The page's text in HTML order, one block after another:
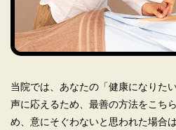
当院では、あなたの「健康になりた
声に応えるため、最善の方法をこち
め、意にそぐわないと思われた場合